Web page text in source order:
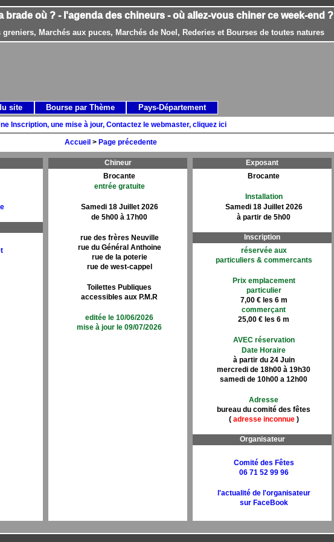
brade où ? - l'agenda des chineurs - où allez-vous chiner ce week-end ?
Marchés aux puces, Marchés de Noel, Rederies et Bourses de toutes natures
Inscription, une mise à jour, Contactez le webmaster, cliquez ici
Accueil > Page précedente
Chineur
Brocante
entrée gratuite
Samedi 18 Juillet 2026
de 5h00 à 17h00
rue des frères Neuville
rue du Général Anthoine
rue de la poterie
rue de west-cappel
Toilettes Publiques
accessibles aux P.M.R
editée le 10/06/2026
mise à jour le 09/07/2026
Exposant
Brocante
Installation
Samedi 18 Juillet 2026
à partir de 5h00
Inscription
réservée aux
particuliers & commercants
Prix emplacement
particulier
7,00 € les 6 m
commerçant
25,00 € les 6 m
AVEC réservation
Date Horaire
à partir du 24 Juin
mercredi de 18h00 à 19h30
samedi de 10h00 a 12h00
Adresse
bureau du comité des fêtes
( adresse inconnue)
Organisateur
Comité des Fêtes
06 71 52 99 96
l'actualité de l'organisateur
sur FaceBook
site Bourse par Thème Pays-Département